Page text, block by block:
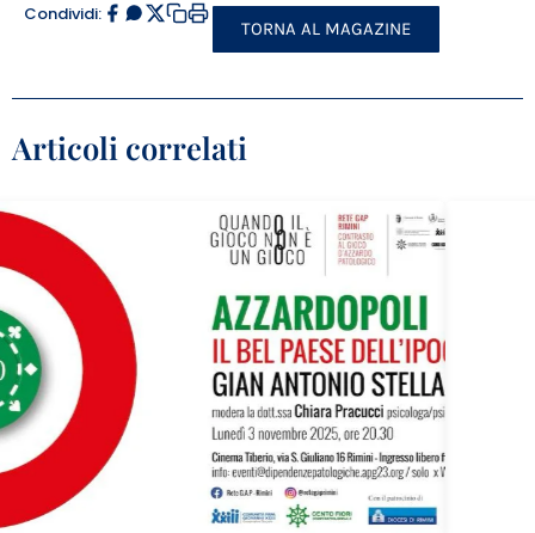
Condividi:
TORNA AL MAGAZINE
Articoli correlati